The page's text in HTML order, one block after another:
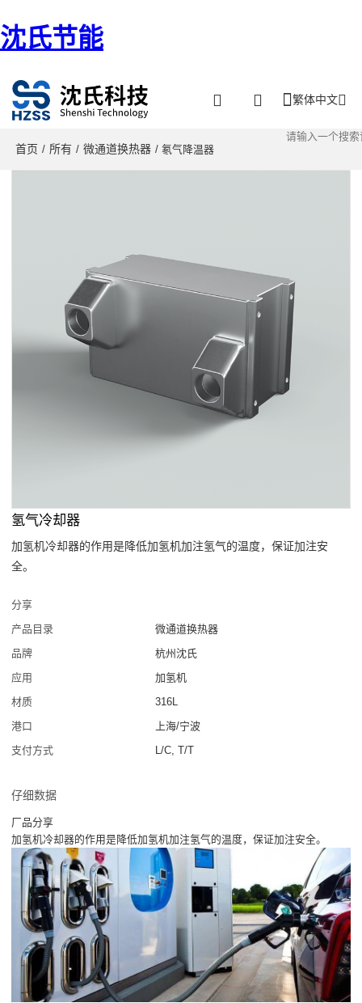
沈氏节能
繁体中文
首页 / 所有 / 微通道换热器 / 氡气降温器
氢气冷却器
加氢机冷却器的作用是降低加氢机加注氢气的温度，保证加注安
全。
分享
产品目录
微通道换热器
品牌
杭州沈氏
应用
加氢机
材质
316L
港口
上海/宁波
支付方式
L/C, T/T
仔细数据
厂品分享
加氢机冷却器的作用是降低加氢机加注氢气的温度，保证加注安全。